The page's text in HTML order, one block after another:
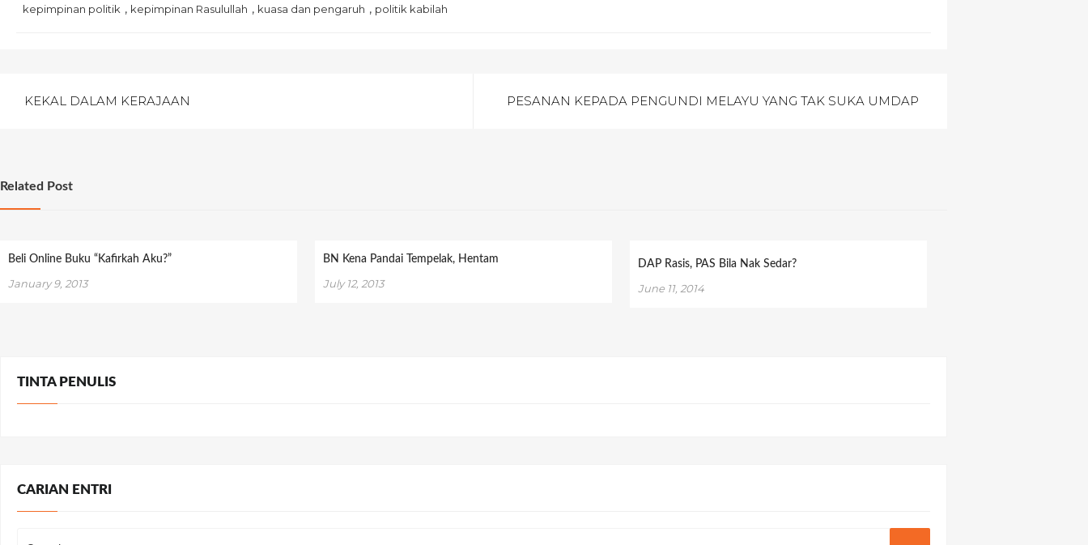
kepimpinan politik , kepimpinan Rasulullah , kuasa dan pengaruh , politik kabilah
navigation
KEKAL DALAM KERAJAAN PESANAN KEPADA PENGUNDI MELAYU YANG TAK SUKA UMDAP
Related Post
Beli Online Buku “Kafirkah Aku?”
January 9, 2013
BN Kena Pandai Tempelak, Hentam
July 12, 2013
DAP Rasis, PAS Bila Nak Sedar?
June 11, 2014
TINTA PENULIS
CARIAN ENTRI